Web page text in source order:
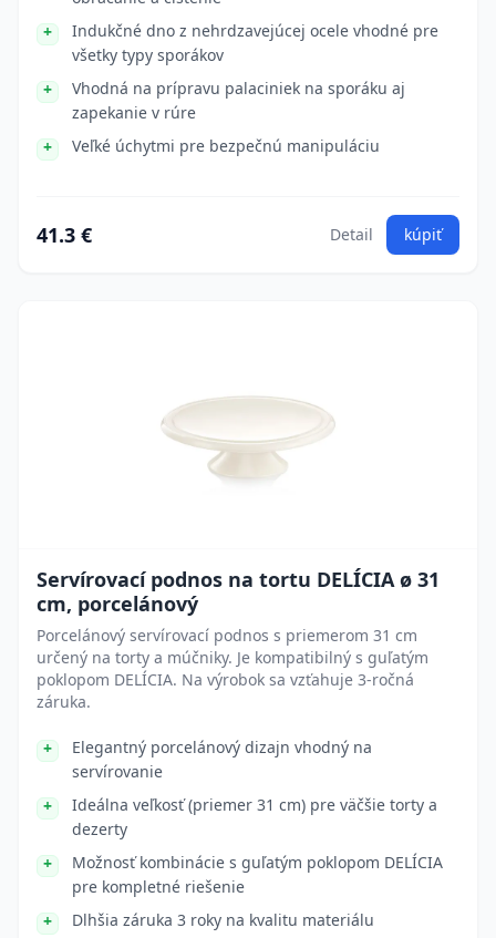
Indukčné dno z nehrdzavejúcej ocele vhodné pre
všetky typy sporákov
Vhodná na prípravu palaciniek na sporáku aj
zapekanie v rúre
Veľké úchytmi pre bezpečnú manipuláciu
41.3 € Detail kúpiť
Servírovací podnos na tortu DELÍCIA ø 31
cm, porcelánový
Porcelánový servírovací podnos s priemerom 31 cm
určený na torty a múčniky. Je kompatibilný s guľatým
poklopom DELÍCIA. Na výrobok sa vzťahuje 3-ročná
záruka.
Elegantný porcelánový dizajn vhodný na
servírovanie
Ideálna veľkosť (priemer 31 cm) pre väčšie torty a
dezerty
Možnosť kombinácie s guľatým poklopom DELÍCIA
pre kompletné riešenie
Dlhšia záruka 3 roky na kvalitu materiálu